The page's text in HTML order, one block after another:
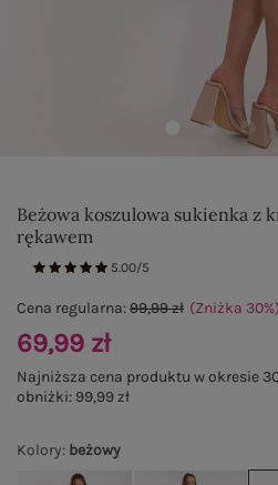
Beżowa koszulowa sukienka z
rękawem
5.00/5
Kolory: beżowy
Cena regularna:99,99 zł (Zniżka 30%)
69,99 zł
Najniższa cena produktu w okresie
obniżki: 99,99 zł